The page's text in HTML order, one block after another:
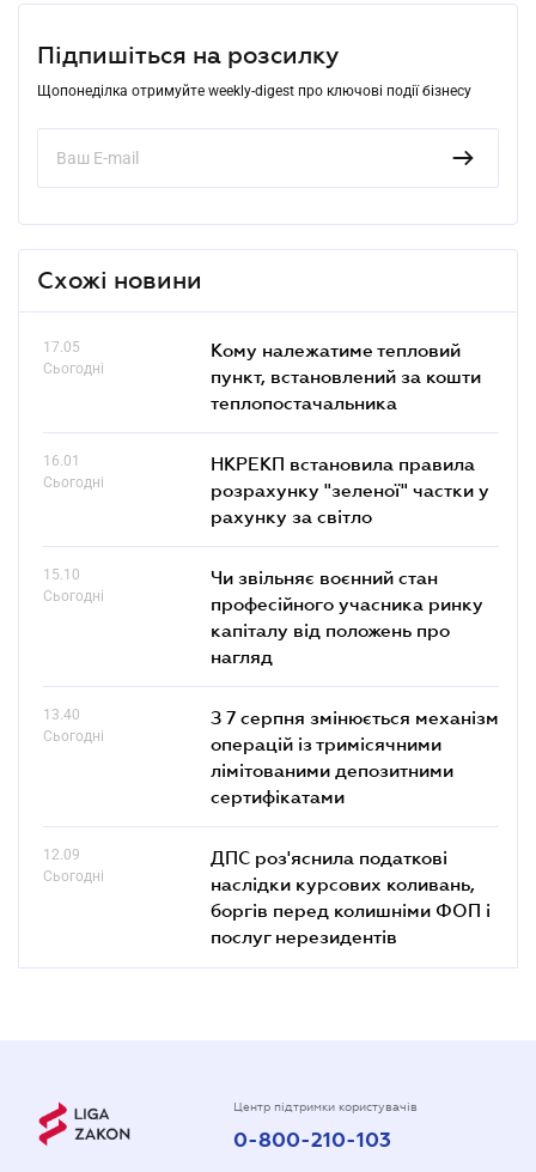
Підпишіться на розсилку
Щопонеділка отримуйте weekly-digest про ключові події бізнесу
Схожі новини
17.05
Сьогодні
Кому належатиме тепловий
пункт, встановлений за кошти
теплопостачальника
16.01
Сьогодні
НКРЕКП встановила правила
розрахунку "зеленої" частки у
рахунку за світло
15.10
Сьогодні
Чи звільняє воєнний стан
професійного учасника ринку
капіталу від положень про
нагляд
13.40
Сьогодні
З 7 серпня змінюється механізм
операцій із тримісячними
лімітованими депозитними
сертифікатами
12.09
Сьогодні
ДПС роз'яснила податкові
наслідки курсових коливань,
боргів перед колишніми ФОП і
послуг нерезидентів
Центр підтримки користувачів
0-800-210-103